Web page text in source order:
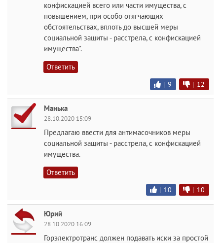
конфискацией всего или части имущества, с
повышением, при особо отягчающих
обстоятельствах, вплоть до высшей меры
социальной защиты - расстрела, с конфискацией
имущества".
Ответить
| 9 | 12
Манька
28.10.2020 15:09
Предлагаю ввести для антимасочников меры
социальной защиты - расстрела, с конфискацией
имущества.
Ответить
| 10 | 10
Юрий
28.10.2020 16:09
Горэлектротранс должен подавать иски за простой